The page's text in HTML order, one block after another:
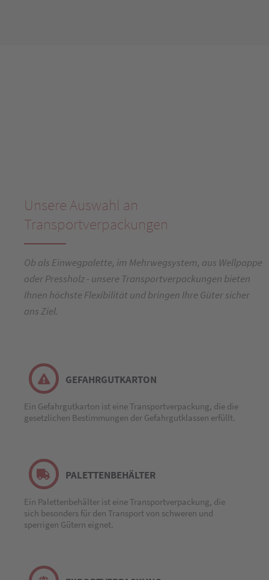
Unsere Auswahl an
Transportverpackungen
Ob als Einwegpalette, im Mehrwegsystem, aus Wellpappe
oder Pressholz - unsere Transportverpackungen bieten
Ihnen höchste Flexibilität und bringen Ihre Güter sicher
ans Ziel.
GEFAHRGUTKARTON
Ein Gefahrgutkarton ist eine Transportverpackung, die die
gesetzlichen Bestimmungen der Gefahrgutklassen erfüllt.
PALETTENBEHÄLTER
Ein Palettenbehälter ist eine Transportverpackung, die
sich besonders für den Transport von schweren und
sperrigen Gütern eignet.